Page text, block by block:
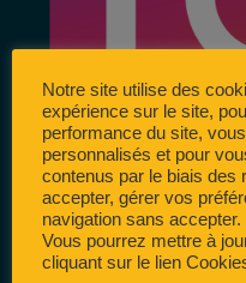
Notre site utilise des
expérience sur le site,
performance du site,
personnalisés et pour
contenus par le biais des
accepter, gérer vos
navigation sans accepter.
Vous pourrez mettre à
cliquant sur le lien